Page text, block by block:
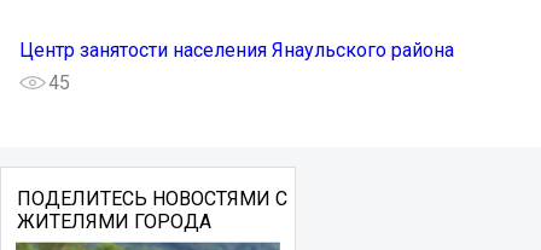
Центр занятости населения Янаульского района
45
ПОДЕЛИТЕСЬ НОВОСТЯМИ С
ЖИТЕЛЯМИ ГОРОДА